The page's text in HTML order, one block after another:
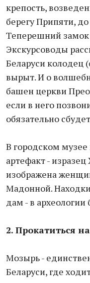
крепость,
берегу Припяти,
Теперешний замок
Экскурсоводы
Беларуси колодец
вырыт. И о
башен церкви
если в него
обязательно
В городском
артефакт -
изображена
Мадонной.
дам - в археологии
2. Прокатиться
Мозырь -
Беларуси, где